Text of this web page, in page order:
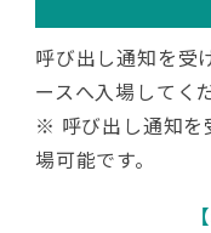
呼び出し通知を受
ースへ入場してく
※ 呼び出し通知を
場可能です。